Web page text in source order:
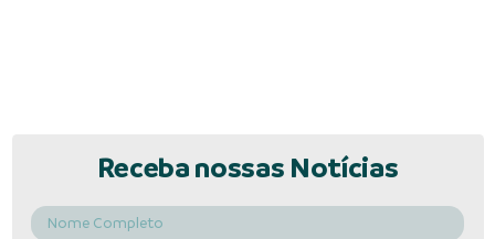
Receba nossas Notícias